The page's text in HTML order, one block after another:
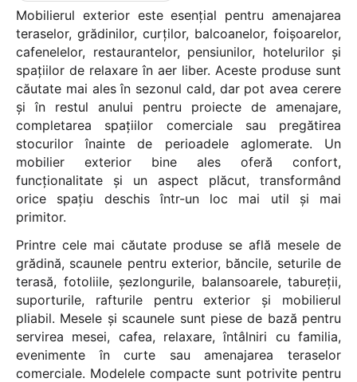
Mobilierul exterior este esențial pentru amenajarea
teraselor, grădinilor, curților, balcoanelor, foișoarelor,
cafenelelor, restaurantelor, pensiunilor, hotelurilor și
spațiilor de relaxare în aer liber. Aceste produse sunt
căutate mai ales în sezonul cald, dar pot avea cerere
și în restul anului pentru proiecte de amenajare,
completarea spațiilor comerciale sau pregătirea
stocurilor înainte de perioadele aglomerate. Un
mobilier exterior bine ales oferă confort,
funcționalitate și un aspect plăcut, transformând
orice spațiu deschis într-un loc mai util și mai
primitor.
Printre cele mai căutate produse se află mesele de
grădină, scaunele pentru exterior, băncile, seturile de
terasă, fotoliile, șezlongurile, balansoarele, tabureții,
suporturile, rafturile pentru exterior și mobilierul
pliabil. Mesele și scaunele sunt piese de bază pentru
servirea mesei, cafea, relaxare, întâlniri cu familia,
evenimente în curte sau amenajarea teraselor
comerciale. Modelele compacte sunt potrivite pentru